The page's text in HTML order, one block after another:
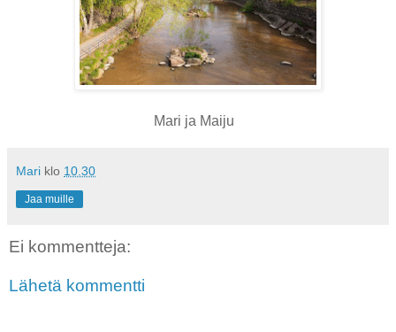
Mari ja Maiju
Mari klo 10.30
Jaa muille
Ei kommentteja:
Lähetä kommentti